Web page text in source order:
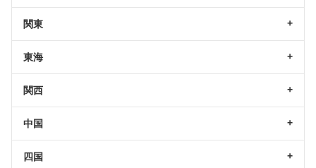
関東
東海
関西
中国
四国